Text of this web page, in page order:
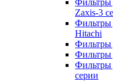
Фильтры
Zaxis-3
Фильтры
Hitachi
Фильтры
Фильтры
Фильтры
серии